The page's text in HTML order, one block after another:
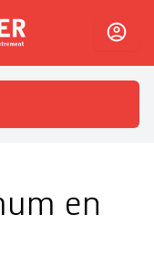
L'essentiel, autrement
en